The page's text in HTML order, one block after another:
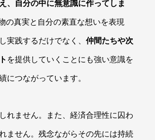
、自分の中に無意識に作ってしま
の真実と自分の素直な想いを表現
践するだけでなく、 仲間たちや次
を提供していくことにも強い意識を
つながっています。
れません。また、経済合理性に囚わ
ません。残念ながらその先には持続